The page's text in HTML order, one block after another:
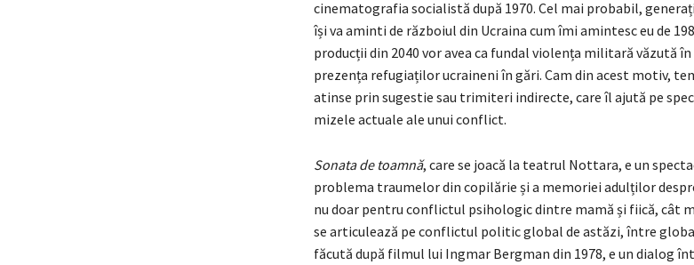
cinematografia socialistă după 1970. Cel mai probabil,
își va aminti de războiul din Ucraina cum îmi amintesc eu de
producții din 2040 vor avea ca fundal violența militară văzută
prezența refugiaților ucraineni în gări. Cam din acest motiv,
atinse prin sugestie sau trimiteri indirecte, care îl ajută pe
mizele actuale ale unui conflict.
Sonata de toamnă, care se joacă la teatrul Nottara, e un
problema traumelor din copilărie și a memoriei adulților
nu doar pentru conflictul psihologic dintre mamă și fiică, cât
se articulează pe conflictul politic global de astăzi, între
făcută după filmul lui Ingmar Bergman din 1978, e un dialog